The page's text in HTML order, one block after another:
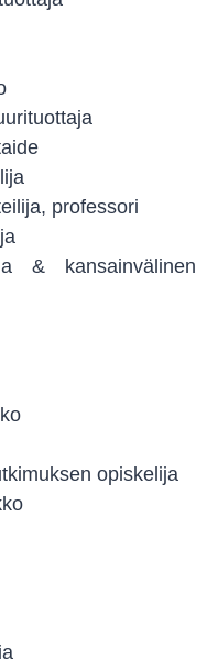
professori
& kansainvälinen
opiskelija